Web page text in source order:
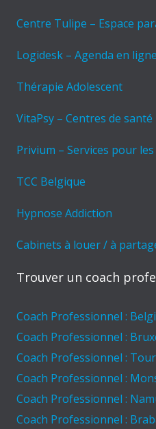
Centre Tulipe – Espace
Logidesk – Agenda en
Thérapie Adolescent
VitaPsy – Centres de
Privium – Services pour
TCC Belgique
Hypnose Addiction
Cabinets à louer / à
Trouver un coach
Coach Professionnel :
Coach Professionnel :
Coach Professionnel :
Coach Professionnel :
Coach Professionnel :
Coach Professionnel :